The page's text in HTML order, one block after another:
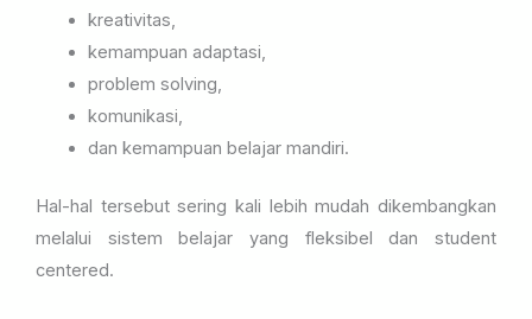
kreativitas,
kemampuan adaptasi,
problem solving,
komunikasi,
dan kemampuan belajar mandiri.
Hal-hal tersebut sering kali lebih mudah dikembangkan
melalui sistem belajar yang fleksibel dan student
centered.